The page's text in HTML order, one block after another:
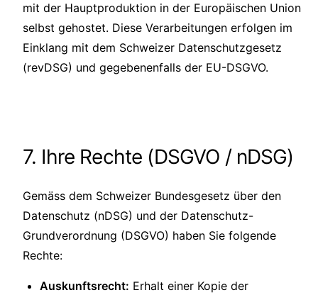
mit der Hauptproduktion in der Europäischen Union
selbst gehostet. Diese Verarbeitungen erfolgen im
Einklang mit dem Schweizer Datenschutzgesetz
(revDSG) und gegebenenfalls der EU-DSGVO.
7. Ihre Rechte (DSGVO / nDSG)
Gemäss dem Schweizer Bundesgesetz über den
Datenschutz (nDSG) und der Datenschutz-
Grundverordnung (DSGVO) haben Sie folgende
Rechte:
Auskunftsrecht: Erhalt einer Kopie der